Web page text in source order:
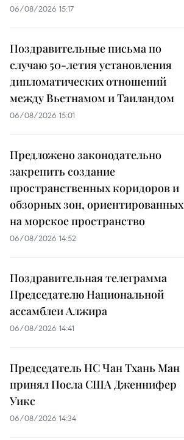
06/08/2026 15:17
Поздравительные письма по
случаю 50-летия установления
дипломатических отношений
между Вьетнамом и Таиландом
06/08/2026 15:01
Предложено законодательно
закрепить создание
пространственных коридоров и
обзорных зон, ориентированных
на морское пространство
06/08/2026 14:52
Поздравительная телеграмма
Председателю Национальной
ассамблеи Алжира
06/08/2026 14:41
Председатель НС Чан Тхань Ман
принял Посла США Дженнифер
Уикс
06/08/2026 14:34